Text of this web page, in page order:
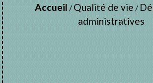
Accueil / Qualité de vie /
administratives